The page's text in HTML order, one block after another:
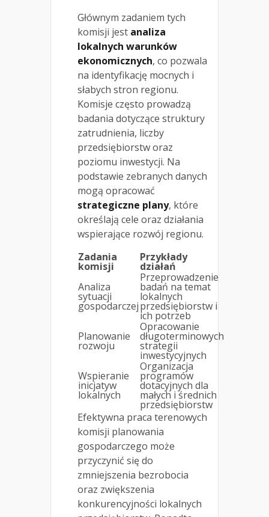
Głównym zadaniem tych
komisji jest analiza
lokalnych warunków
ekonomicznych, co pozwala
na identyfikację mocnych i
słabych stron regionu.
Komisje często prowadzą
badania dotyczące struktury
zatrudnienia, liczby
przedsiębiorstw oraz
poziomu inwestycji. Na
podstawie zebranych danych
mogą opracować
strategiczne plany, które
określają cele oraz działania
wspierające rozwój regionu.
Zadania
komisji
Przykłady
działań
Analiza
sytuacji
gospodarczej
Przeprowadzenie
badań na temat
lokalnych
przedsiębiorstw i
ich potrzeb
Planowanie
rozwoju
Opracowanie
długoterminowych
strategii
inwestycyjnych
Wspieranie
inicjatyw
lokalnych
Organizacja
programów
dotacyjnych dla
małych i średnich
przedsiębiorstw
Efektywna praca terenowych
komisji planowania
gospodarczego może
przyczynić się do
zmniejszenia bezrobocia
oraz zwiększenia
konkurencyjności lokalnych